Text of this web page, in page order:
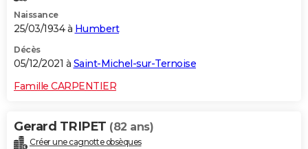
Naissance
25/03/1934 à Humbert
Décès
05/12/2021 à Saint-Michel-sur-Ternoise
Famille CARPENTIER
Gerard TRIPET (82 ans)
Créer une cagnotte obsèques